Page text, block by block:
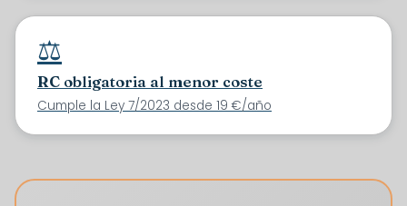
⚖️
RC obligatoria al menor coste
Cumple la Ley 7/2023 desde 19 €/año